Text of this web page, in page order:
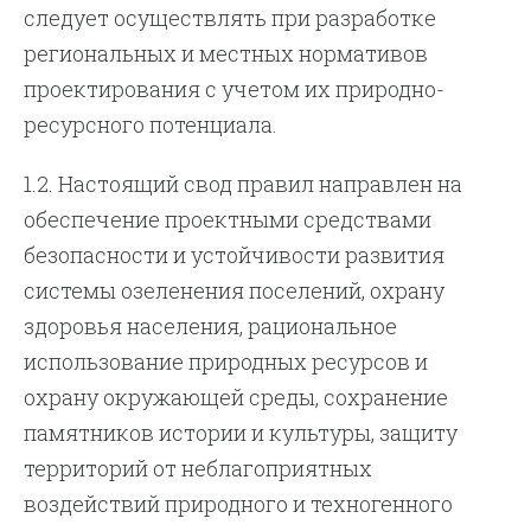
следует осуществлять при разработке
региональных и местных нормативов
проектирования с учетом их природно-
ресурсного потенциала.
1.2. Настоящий свод правил направлен на
обеспечение проектными средствами
безопасности и устойчивости развития
системы озеленения поселений, охрану
здоровья населения, рациональное
использование природных ресурсов и
охрану окружающей среды, сохранение
памятников истории и культуры, защиту
территорий от неблагоприятных
воздействий природного и техногенного